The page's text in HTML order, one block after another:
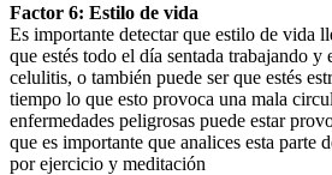
Factor 6: Estilo de vida
Es importante detectar que estilo de vida
que estés todo el día sentada trabajando y
celulitis, o también puede ser que estés
tiempo lo que esto provoca una mala
enfermedades peligrosas puede estar
que es importante que analices esta parte
por ejercicio y meditación